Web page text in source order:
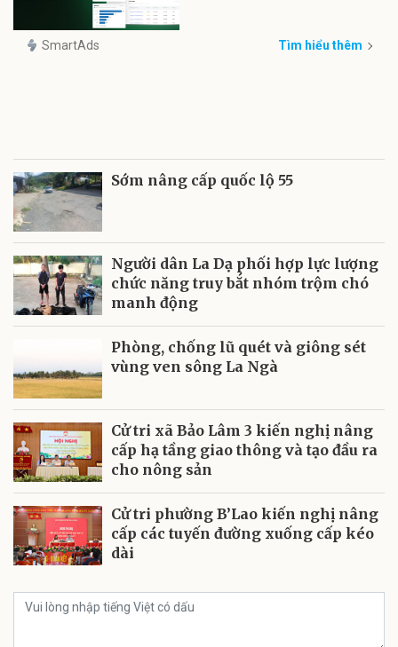
SmartAds Tìm hiểu thêm
Sớm nâng cấp quốc lộ 55
Người dân La Dạ phối hợp lực lượng
chức năng truy bắt nhóm trộm chó
manh động
Phòng, chống lũ quét và giông sét
vùng ven sông La Ngà
Cử tri xã Bảo Lâm 3 kiến nghị nâng
cấp hạ tầng giao thông và tạo đầu ra
cho nông sản
Cử tri phường B’Lao kiến nghị nâng
cấp các tuyến đường xuống cấp kéo
dài